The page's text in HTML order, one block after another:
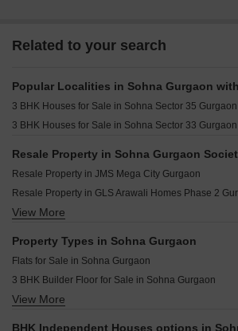
Related to your search
3 BHK Houses for Sale in Sohna Sector 35 Gurgaon
3 BHK Houses for Sale in Sohna Sector 33 Gurgaon
Resale Property in Sohna Gurgaon
Resale Property in JMS Mega City Gurgaon
Resale Property in GLS Arawali Homes Phase 2
Resale Property in Breez Global Heights Gurgaon
Resale Property in Signature The Serenas Gurgaon
Resale Property in GLS Arawali Homes Gurgaon
Resale Property in Signature Global Park 4 and 5
View More
Property Types in Sohna Gurgaon
Flats for Sale in Sohna Gurgaon
3 BHK Builder Floor for Sale in Sohna Gurgaon
Furnished Properties for Sale in Sohna Gurgaon
View More
BHK Independent Houses options in